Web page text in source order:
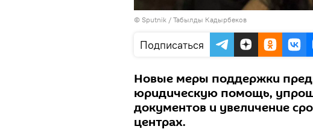
© Sputnik / Табылды Кадырбеков
Подписаться
Новые меры поддержки
юридическую помощь,
документов и увеличение
центрах.